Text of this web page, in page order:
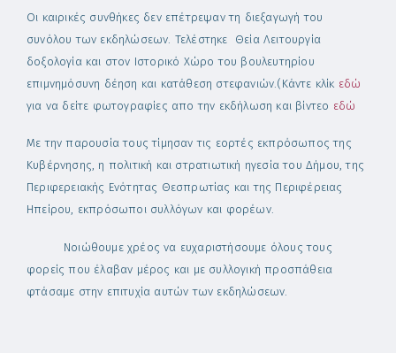
Οι καιρικές συνθήκες δεν επέτρεψαν τη διεξαγωγή του
συνόλου των εκδηλώσεων. Τελέστηκε Θεία Λειτουργία
δοξολογία και στον Ιστορικό Χώρο του βουλευτηρίου
επιμνημόσυνη δέηση και κατάθεση στεφανιών.(Κάντε κλίκ εδώ
για να δείτε φωτογραφίες απο την εκδήλωση και βίντεο εδώ
Με την παρουσία τους τίμησαν τις εορτές εκπρόσωπος της
Κυβέρνησης, η πολιτική και στρατιωτική ηγεσία του Δήμου, της
Περιφερειακής Ενότητας Θεσπρωτίας και της Περιφέρειας
Ηπείρου, εκπρόσωποι συλλόγων και φορέων.
Νοιώθουμε χρέος να ευχαριστήσουμε όλους τους
φορείς που έλαβαν μέρος και με συλλογική προσπάθεια
φτάσαμε στην επιτυχία αυτών των εκδηλώσεων.